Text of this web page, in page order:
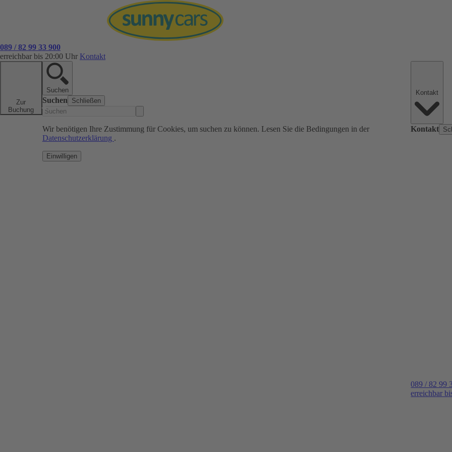
089 / 82 99 33 900
erreichbar bis 20:00 Uhr Kontakt
Zur
Buchung
Suchen
Suchen Schließen
Wir benötigen Ihre Zustimmung für Cookies, um suchen zu können. Lesen Sie die Bedingungen in der
Datenschutzerklärung .
Einwilligen
Kontakt
089 / 82 99
erreichbar